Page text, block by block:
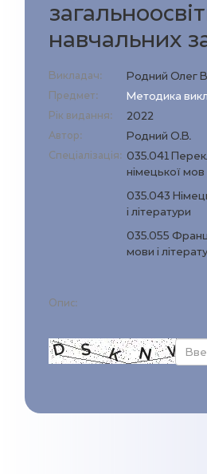
навчальних
Викладач: Родний Олег
Предмет: Методика
Рік видання: 2022
Автор: Родний О.В.
Спеціалізація: 035.041
німецької мов
035.043
і літератури
035.055
мови і
Опис: